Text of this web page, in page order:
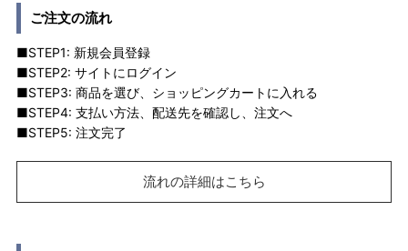
ご注文の流れ
■STEP1: 新規会員登録
■STEP2: サイトにログイン
■STEP3: 商品を選び、ショッピングカートに入れる
■STEP4: 支払い方法、配送先を確認し、注文へ
■STEP5: 注文完了
流れの詳細はこちら